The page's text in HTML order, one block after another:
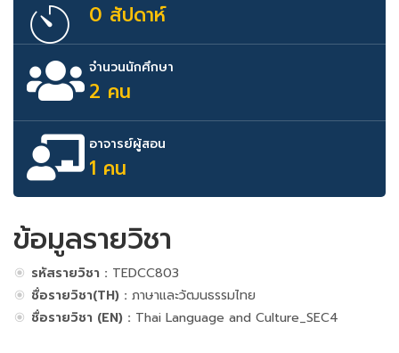
0 สัปดาห์
จำนวนนักศึกษา
2 คน
อาจารย์ผู้สอน
1 คน
ข้อมูลรายวิชา
รหัสรายวิชา : TEDCC803
ชื่อรายวิชา(TH) : ภาษาและวัฒนธรรมไทย
ชื่อรายวิชา (EN) : Thai Language and Culture_SEC4